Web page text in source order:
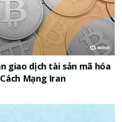
giao dịch tài sản mã hóa
Mạng Iran